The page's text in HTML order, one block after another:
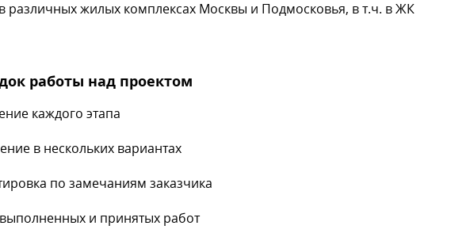
различных жилых комплексах Москвы и Подмосковья, в т.ч. в ЖК
работы над проектом
каждого этапа
в нескольких вариантах
по замечаниям заказчика
и принятых работ